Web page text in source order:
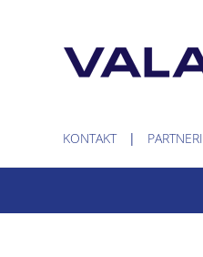
KONTAKT PARTNERI